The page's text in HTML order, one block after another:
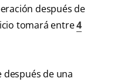
después de
tomará entre4
de una